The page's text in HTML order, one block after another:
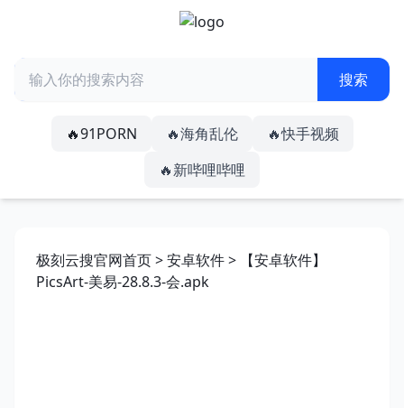
🔥91PORN 🔥海角乱伦
🔥快手视频
🔥新哔哩哔哩
极刻云搜官网首页>安卓软件> 【安卓软件】
PicsArt-美易-28.8.3-会.apk